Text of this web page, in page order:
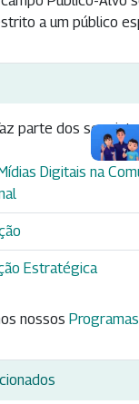
a um público
parte dos
Digitais na
Estratégica
nossos Programas